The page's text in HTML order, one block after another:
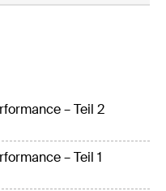
– Teil 2
– Teil 1